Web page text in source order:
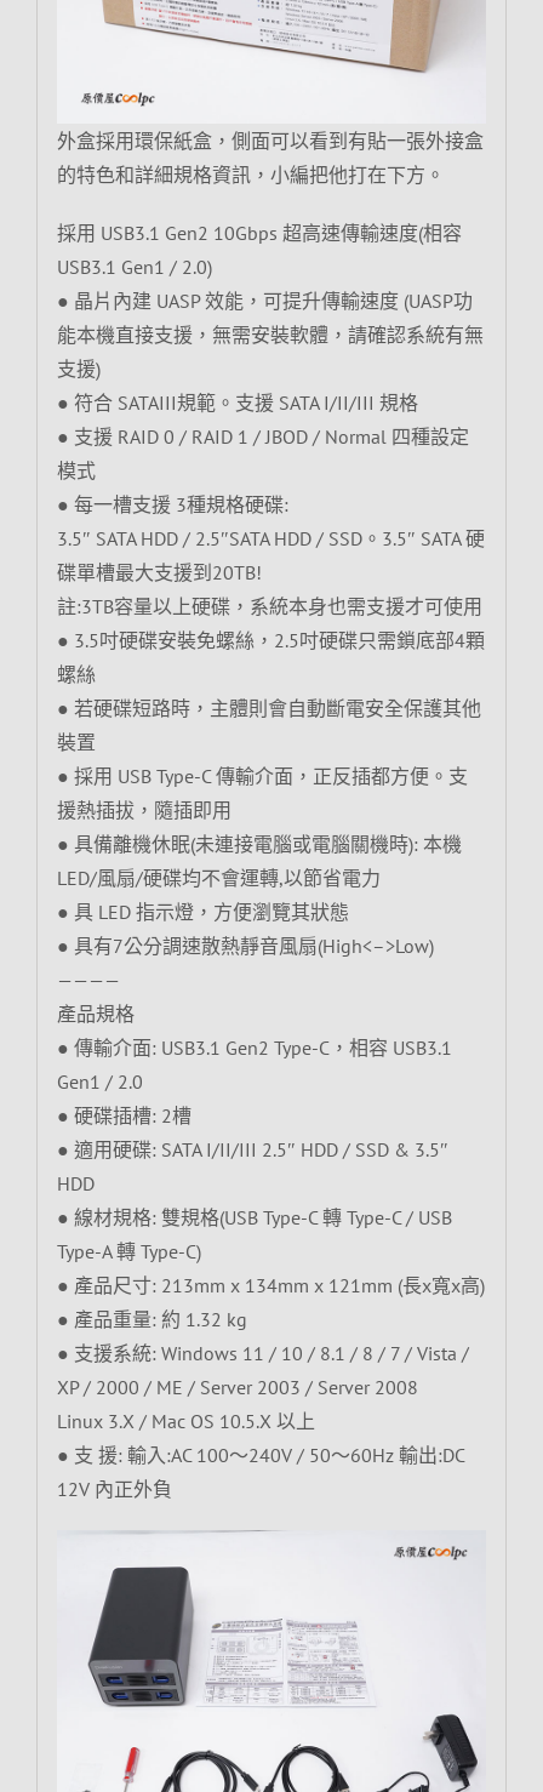
外盒採用環保紙盒，側面可以看到有貼一張外接盒
的特色和詳細規格資訊，小編把他打在下方。
採用 USB3.1 Gen2 10Gbps 超高速傳輸速度(相容
USB3.1 Gen1 / 2.0)
● 晶片內建 UASP 效能，可提升傳輸速度 (UASP功
能本機直接支援，無需安裝軟體，請確認系統有無
支援)
● 符合 SATAIII規範。支援 SATA I/II/III 規格
● 支援 RAID 0 / RAID 1 / JBOD / Normal 四種設定
模式
● 每一槽支援 3種規格硬碟:
3.5″ SATA HDD / 2.5″SATA HDD / SSD。3.5″ SATA 硬
碟單槽最大支援到20TB!
註:3TB容量以上硬碟，系統本身也需支援才可使用
● 3.5吋硬碟安裝免螺絲，2.5吋硬碟只需鎖底部4顆
螺絲
● 若硬碟短路時，主體則會自動斷電安全保護其他
裝置
● 採用 USB Type-C 傳輸介面，正反插都方便。支
援熱插拔，隨插即用
● 具備離機休眠(未連接電腦或電腦關機時): 本機
LED/風扇/硬碟均不會運轉,以節省電力
● 具 LED 指示燈，方便瀏覽其狀態
● 具有7公分調速散熱靜音風扇(High<–>Low)
————
產品規格
● 傳輸介面: USB3.1 Gen2 Type-C，相容 USB3.1
Gen1 / 2.0
● 硬碟插槽: 2槽
● 適用硬碟: SATA I/II/III 2.5″ HDD / SSD & 3.5″
HDD
● 線材規格: 雙規格(USB Type-C 轉 Type-C / USB
Type-A 轉 Type-C)
● 產品尺寸: 213mm x 134mm x 121mm (長x寬x高)
● 產品重量: 約 1.32 kg
● 支援系統: Windows 11 / 10 / 8.1 / 8 / 7 / Vista /
XP / 2000 / ME / Server 2003 / Server 2008
Linux 3.X / Mac OS 10.5.X 以上
● 支 援: 輸入:AC 100～240V / 50～60Hz 輸出:DC
12V 內正外負